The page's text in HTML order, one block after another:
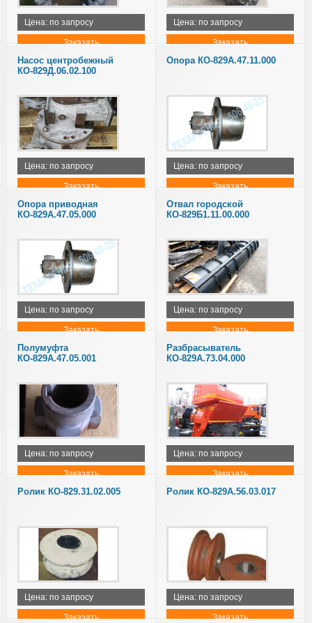
Цена: по запросу
Заказать
Цена: по запросу
Заказать
Насос центробежный
КО-829Д.06.02.100
Цена: по запросу
Заказать
Опора КО-829А.47.11.000
Цена: по запросу
Заказать
Опора приводная
КО-829А.47.05.000
Цена: по запросу
Заказать
Отвал городской
КО-829Б1.11.00.000
Цена: по запросу
Заказать
Полумуфта
КО-829А.47.05.001
Цена: по запросу
Заказать
Разбрасыватель
КО-829А.73.04.000
Цена: по запросу
Заказать
Ролик КО-829.31.02.005
Цена: по запросу
Заказать
Ролик КО-829А.56.03.017
Цена: по запросу
Заказать